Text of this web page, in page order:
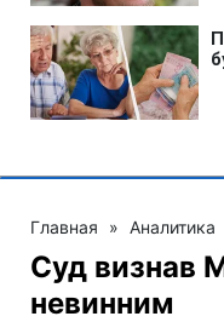
Главная » Аналитика
Суд визнав
невинним